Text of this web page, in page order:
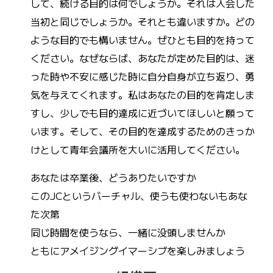
して、続ける目的は何でしょうか。それは入会した
当初と同じでしょうか。それとも違いますか。どの
ような目的でも構いません。ぜひとも目的を持って
ください。なぜならば、あなたが定めた目的は、迷
った時や不安に感じた時に自分自身が立ち返り、勇
気を与えてくれます。私はあなたの目的を肯定しま
すし、少しでも目的達成に近づいてほしいと願って
います。そして、その目的を達成するためのきっか
けとして青年会議所を大いに活用してください。
あなたは卒業後、どうありたいですか
このJCというバーチャル、使うも使わないもあな
た次第
同じ時間を使うなら、一緒に没頭しませんか
ともにアメイジングイマーシブを楽しみましょう